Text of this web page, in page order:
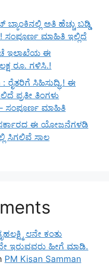
ಅತಿ ಹೆಚ್ಚು ಬಡ್ಡಿ
ಮಾಹಿತಿ ಇಲ್ಲಿದೆ
ಇಲಾಖೆಯ ಈ
ರೂ. ಗಳಿಸಿ.!
ರೈತರಿಗೆ ಸಿಹಿಸುದ್ಧಿ.! ಈ
ಪ್ರತೀ ತಿಂಗಳು
ಸಂಪೂರ್ಣ ಮಾಹಿತಿ
ಸರ್ಕಾರದ ಈ ಯೋಜನೆಗಳಡಿ
ಸಿಗಲಿವೆ ಸಾಲ
೮ನೇ ಕಂತು
ಇರುವವರು ಹೀಗೆ ಮಾಡಿ.
PM Kisan Samman